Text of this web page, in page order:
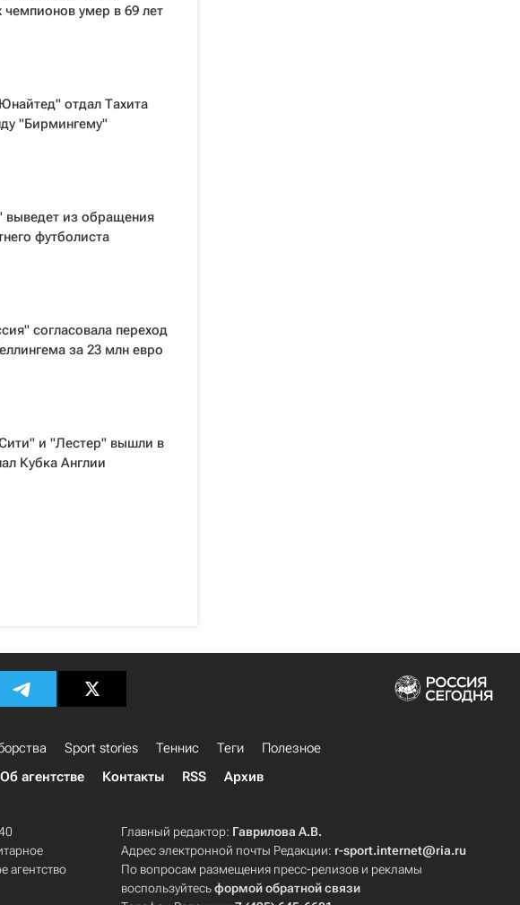
чемпионов умер в 69 лет
отдал Тахита
"Бирмингему"
выведет из обращения
футболиста
согласовала переход
за 23 млн евро
и "Лестер" вышли в
Кубка Англии
Sport stories Теннис Теги
Полезное
Об агентстве Контакты RSS Архив
агентство
Главный редактор: Гаврилова А.В.
Адрес электронной почты Редакции: r-sport.internet@ria.ru
По вопросам размещения пресс-релизов и рекламы
воспользуйтесьформой обратной связи